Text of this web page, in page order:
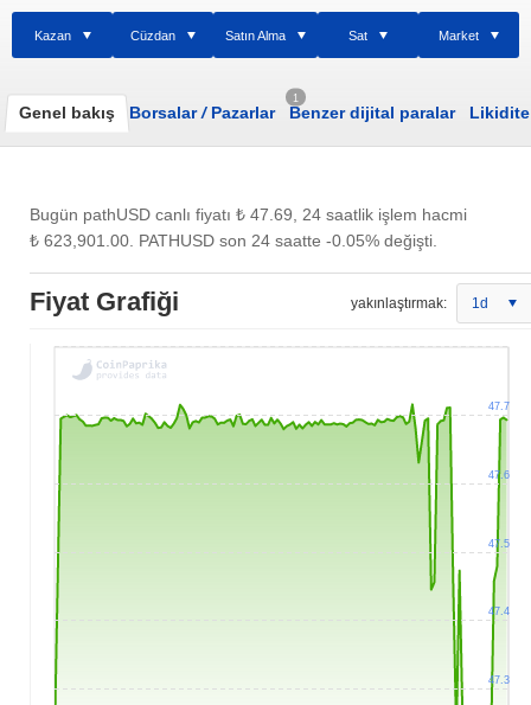
Kazan Cüzdan Satın Alma Sat Market
Genel bakış Borsalar/Pazarlar
1
Benzer dijital paralar Likidite
Bugün pathUSD canlı fiyatı ₺ 47.69 , 24 saatlik işlem hacmi
₺ 623,901.00 . PATHUSD son 24 saatte -0.05% değişti.
Fiyat Grafiği yakınlaştırmak: 1d
47.3
47.4
47.5
47.6
47.7